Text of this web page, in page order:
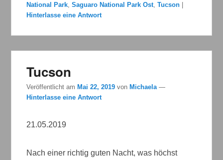
National Park ,Saguaro National Park Ost ,Tucson
Hinterlasse eine Antwort
Tucson
Veröffentlicht amMai 22, 2019 vonMichaela —
Hinterlasse eine Antwort
21.05.2019
Nach einer richtig guten Nacht, was höchst